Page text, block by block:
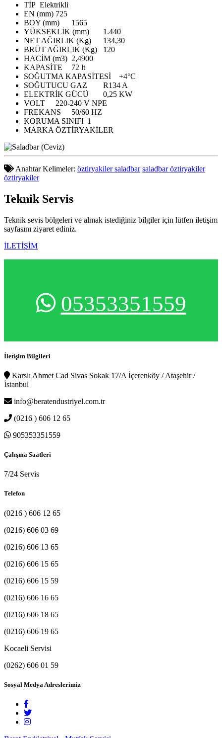
TİP Elektrikli
EN (mm) 725
BOY (mm)
1565
YÜKSEKLİK (mm)
1.440
NET AĞIRLIK (Kg)
134,30
BRÜT AĞIRLIK (Kg)
120
HACİM (m3) 2,4900
KAPASİTE
72 lt
SOĞUTMA KAPASİTESİ
+4°C
SOĞUTUCU GAZ
R134 A
ELEKTRİK GÜCÜ
0,25 KW
VOLT
220-240 V NPE
FREKANS
50/60 HZ
KORUMA SINIFI 1
MARKA ÖZTİRYAKİLER
Anahtar Kelimeler: öztiryakiler saladbar saladbar öztiryakiler
öztiryakiler
Teknik Servis
Teknik sevis bölgeleri ve almak istediğiniz bilgiler için lütfen iletişim
sayfasını ziyaret ediniz.
İLETİŞİM
05353351559
İletişim Bilgileri
Karslı Ahmet Cad Sivas Sokak 17/A İçerenköy / Ataşehir /
İstanbul
info@beratendustriyel.com.tr
(0216 ) 606 12 65
905353351559
Çalışma Saatleri
7/24 Servis
Telefon
(0216 ) 606 12 65
(0216) 606 03 69
(0216) 606 13 65
(0216) 606 15 65
(0216) 606 15 59
(0216) 606 16 65
(0216) 606 18 65
(0216) 606 19 65
Kocaeli Servisi
(0262) 606 01 59
Sosyal Medya Adreslerimiz